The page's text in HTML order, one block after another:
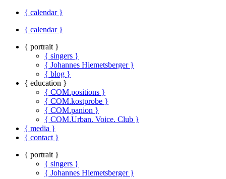
{ calendar }
{ calendar }
{ portrait }
{ singers }
{ Johannes Hiemetsberger }
{ blog }
{ education }
{ COM.positions }
{ COM.kostprobe }
{ COM.panion }
{ COM.Urban. Voice. Club }
{ media }
{ contact }
{ portrait }
{ singers }
{ Johannes Hiemetsberger }